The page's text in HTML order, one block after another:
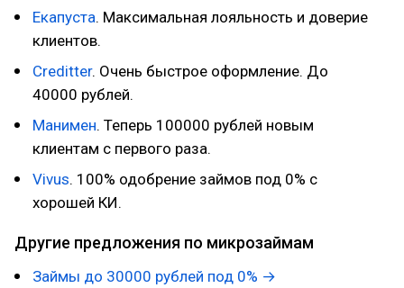
Екапуста. Максимальная лояльность и доверие
клиентов.
Creditter. Очень быстрое оформление. До
40000 рублей.
Манимен. Теперь 100000 рублей новым
клиентам с первого раза.
Vivus. 100% одобрение займов под 0% с
хорошей КИ.
Другие предложения по микрозаймам
Займы до 30000 рублей под 0% →